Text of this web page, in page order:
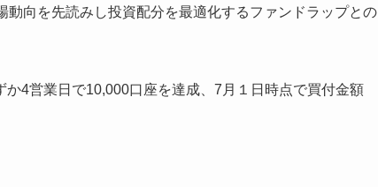
向を先読みし投資配分を最適化するファンドラップとの
4営業日で10,000口座を達成、7月１日時点で買付金額